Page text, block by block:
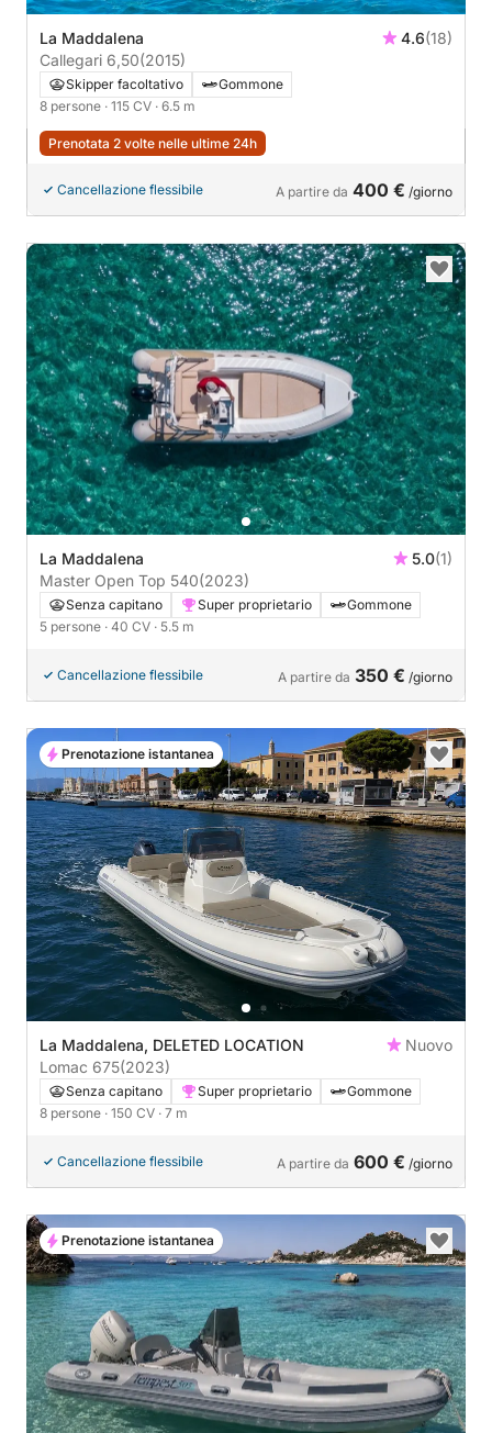
La Maddalena 4.6(18)
Callegari 6,50(2015)
Skipper facoltativo
Gommone
8 persone · 115 CV · 6.5 m
Prenotata 2 volte nelle ultime 24h
Cancellazione flessibile A partire da 400 € /giorno
La Maddalena 5.0(1)
Master Open Top 540(2023)
Senza capitano Super proprietario
Gommone
5 persone · 40 CV · 5.5 m
Cancellazione flessibile A partire da 350 € /giorno
La Maddalena, DELETED LOCATION
Nuovo
Lomac 675(2023)
Senza capitano Super proprietario
Gommone
8 persone · 150 CV · 7 m
Cancellazione flessibile A partire da 600 € /giorno
Prenotazione istantanea
Prenotazione istantanea